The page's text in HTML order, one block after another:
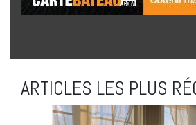
ARTICLES LES PLUS